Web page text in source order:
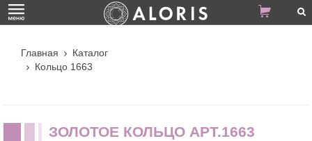
Главная
Каталог
Кольцо 1663
ЗОЛОТОЕ КОЛЬЦО АРТ.1663